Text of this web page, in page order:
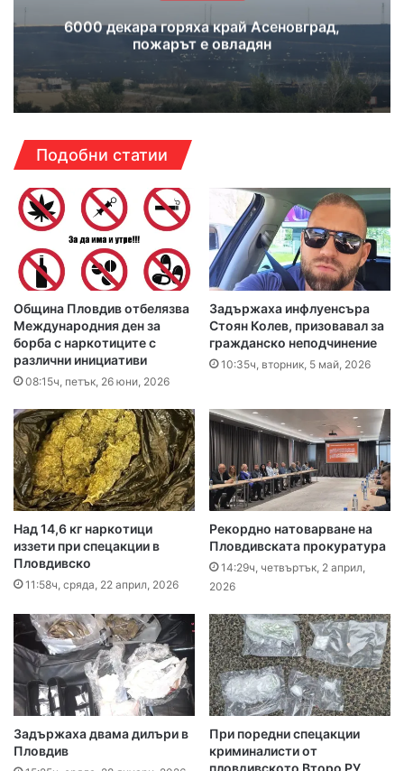
6000 декара горяха край Асеновград,
пожарът е овладян
Подобни статии
Община Пловдив отбелязва
Международния ден за
борба с наркотиците с
различни инициативи
08:15ч, петък, 26 юни, 2026
Задържаха инфлуенсъра
Стоян Колев, призовавал за
гражданско неподчинение
10:35ч, вторник, 5 май, 2026
Над 14,6 кг наркотици
иззети при спецакции в
Пловдивско
11:58ч, сряда, 22 април, 2026
Рекордно натоварване на
Пловдивската прокуратура
14:29ч, четвъртък, 2 април,
2026
Задържаха двама дилъри в
Пловдив
При поредни спецакции
криминалисти от